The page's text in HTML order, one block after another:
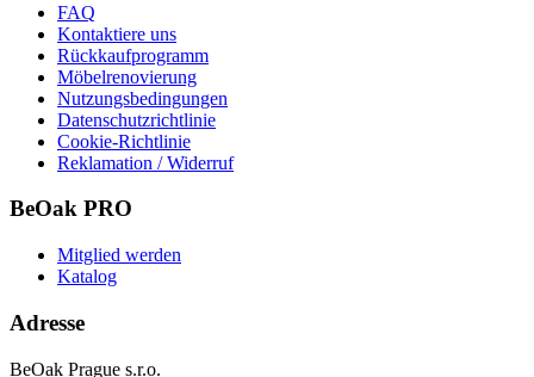
FAQ
Kontaktiere uns
Rückkaufprogramm
Möbelrenovierung
Nutzungsbedingungen
Datenschutzrichtlinie
Cookie-Richtlinie
Reklamation / Widerruf
BeOak PRO
Mitglied werden
Katalog
Adresse
BeOak Prague s.r.o.